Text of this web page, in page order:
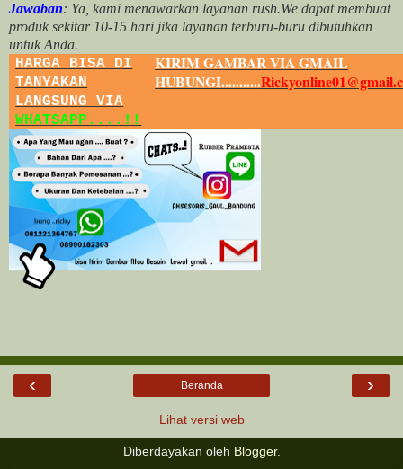
Jawaban: Ya, kami menawarkan layanan rush.We dapat membuat
produk sekitar 10-15 hari jika layanan terburu-buru dibutuhkan
untuk Anda.
HARGA BISA DI
TANYAKAN
LANGSUNG VIA
WHATSAPP....!!
KIRIM GAMBAR VIA GMAIL
HUBUNGI...........
‹ ›
Beranda
Lihat versi web
Diberdayakan oleh Blogger.